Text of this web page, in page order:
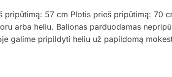
pripūtimą: 57 cm Plotis prieš pripūtimą: 70
arba heliu. Balionas parduodamas
galime pripildyti heliu už papildomą